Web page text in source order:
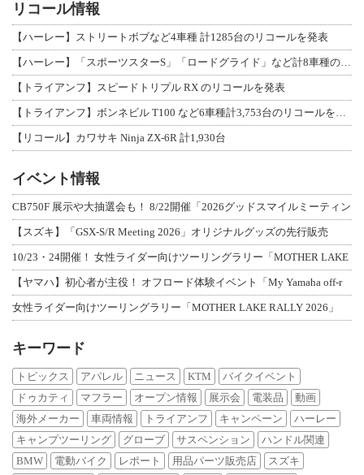
リコール情報
【ハーレー】ストリートボブなど4車種 計1285台のリコールを発表
【ハーレー】「スポーツスターS」「ロードグライド」など計8車種のリコールを発表
【トライアンフ】スピードトリプル RX のリコールを発表
【トライアンフ】ボンネビル T100 など6車種計3,753台のリコールを発表
【リコール】カワサキ Ninja ZX-6R 計1,930台
イベント情報
CB750F 展示や大抽選会も！ 8/22開催「2026グッドスマイルミーティン
【スズキ】「GSX-S/R Meeting 2026」オリジナルグッズの先行販売
10/23・24開催！ 女性ライダー向けツーリングラリー「MOTHER LAKE
【ヤマハ】初心者が主役！ オフロード体験イベント「My Yamaha off-r
女性ライダー向けツーリングラリー「MOTHER LAKE RALLY 2026」
キーワード
トピックス アパレル ニュース KTM
バイクイベント
ドゥカティ
マフラー オープン情報 展示会 電装品
動画
海外メーカー
車両情報 トライアンフ キャンペーン
ハーレー
キャンプツーリング
グローブ サスペンション
ハンドル関連
BMW
電動バイク レポート 用品パーツ販売店
スズキ